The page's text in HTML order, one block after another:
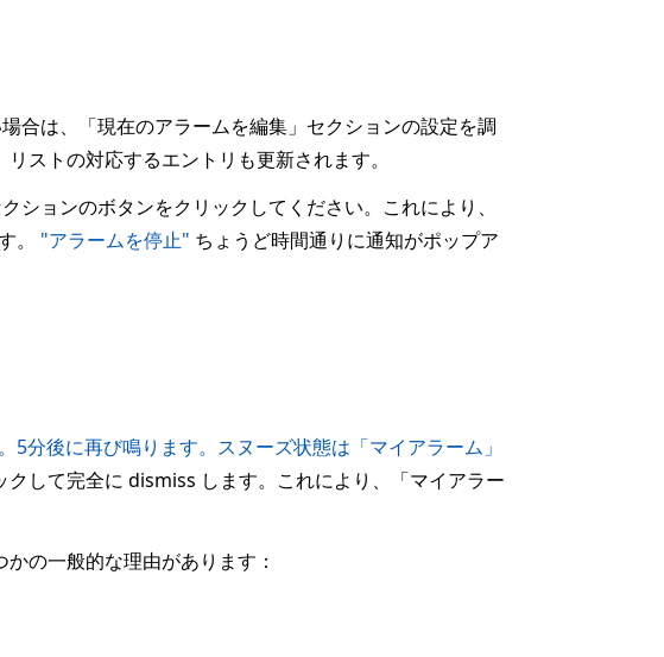
合は、「現在のアラームを編集」セクションの設定を調
ストの対応するエントリも更新されます。
ションのボタンをクリックしてください。これにより、
。 "アラームを停止" ちょうど時間通りに通知がポップア
分後に再び鳴ります。スヌーズ状態は「マイアラーム」
して完全に dismiss します。これにより、「マイアラー
かの一般的な理由があります：